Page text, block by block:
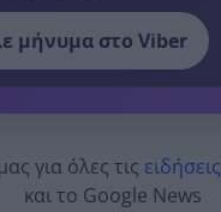
μήνυμα στο Viber
για όλες τις ειδήσεις
και το Google News